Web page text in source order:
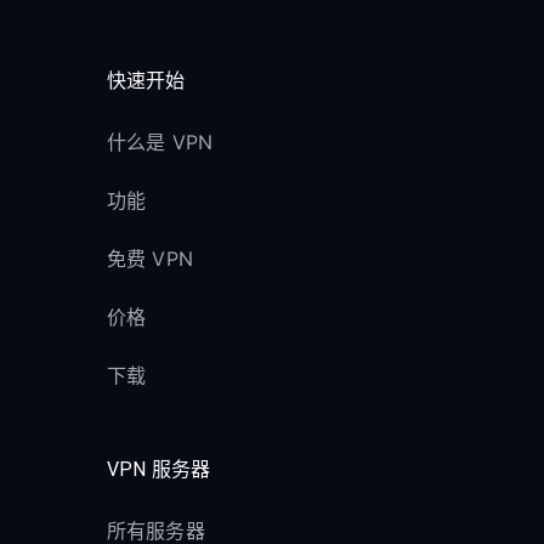
快速开始
什么是 VPN
功能
免费 VPN
价格
下载
VPN 服务器
所有服务器